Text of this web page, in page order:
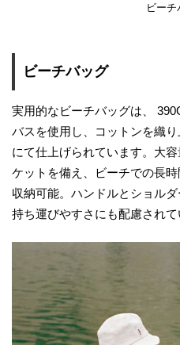
ビーチ
ビーチバッグ
実用的なビーチバッグは、
バスを使用し、コットンを織
にて仕上げられています。大
ケットを備え、ビーチでの長
収納可能。ハンドルとショル
持ち運びやすさにも配慮されて